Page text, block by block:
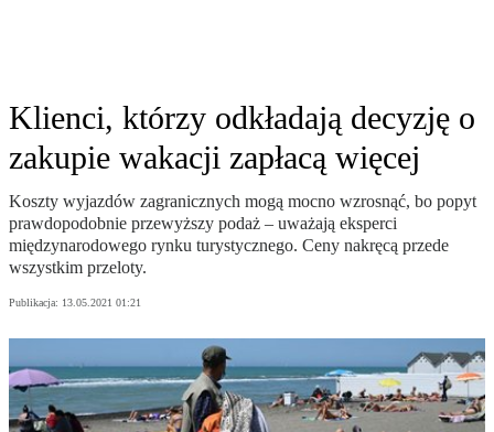
Klienci, którzy odkładają decyzję o
zakupie wakacji zapłacą więcej
Koszty wyjazdów zagranicznych mogą mocno wzrosnąć, bo popyt
prawdopodobnie przewyższy podaż – uważają eksperci
międzynarodowego rynku turystycznego. Ceny nakręcą przede
wszystkim przeloty.
Publikacja: 13.05.2021 01:21